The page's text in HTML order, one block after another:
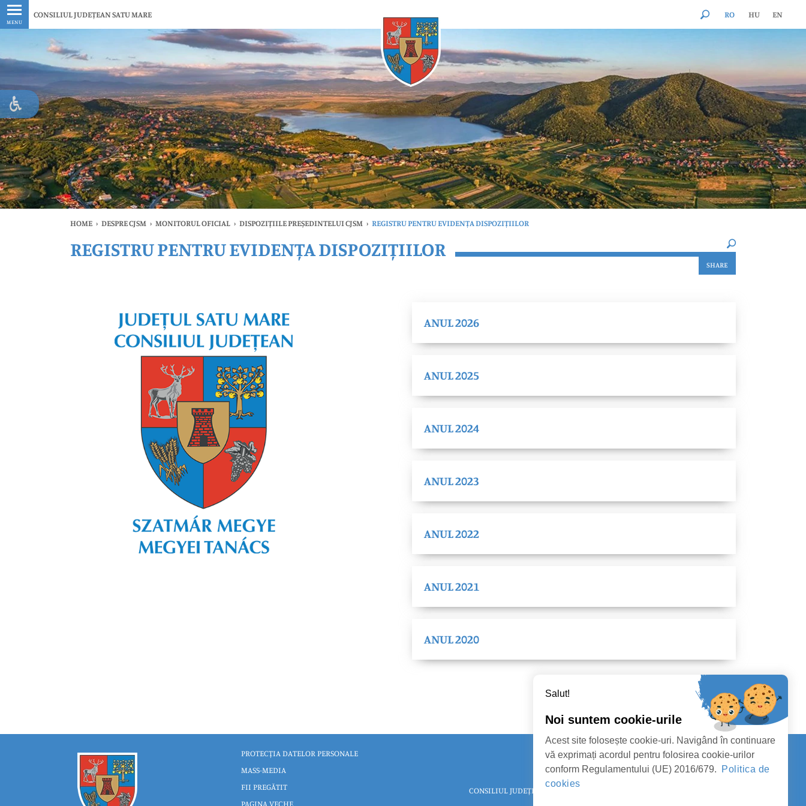
MENU
CONSILIUL JUDEȚEAN SATU MARE RO HU EN
HOME › DESPRE CJSM › MONITORUL OFICIAL › DISPOZIȚIILE PREȘEDINTELUI CJSM › REGISTRU PENTRU EVIDENȚA DISPOZIȚIILOR
Ultimele Oricând
REGISTRU PENTRU EVIDENȚA DISPOZIȚIILOR
SHARE
ANUL 2026
ANUL 2025
ANUL 2024
ANUL 2023
ANUL 2022
ANUL 2021
ANUL 2020
PROTECȚIA DATELOR PERSONALE
MASS-MEDIA
FII PREGĂTIT
PAGINA VECHE
CONSILIUL JUDEȚEAN SATU MARE
Salut!
Noi suntem cookie-urile
Acest site folosește cookie-uri. Navigând în continuare
vă exprimați acordul pentru folosirea cookie-urilor
conform Regulamentului (UE) 2016/679.
Politica de
cookies